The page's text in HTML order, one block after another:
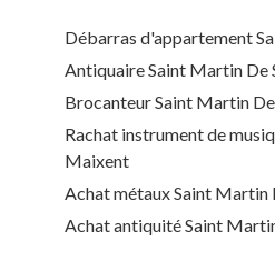
Débarras d'appartement
Antiquaire Saint Martin De
Brocanteur Saint Martin
Rachat instrument de
Maixent
Achat métaux Saint Martin
Achat antiquité Saint